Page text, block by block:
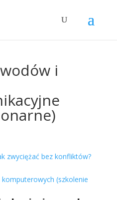
i
zwyciężać bez konfliktów?
(szkolenie